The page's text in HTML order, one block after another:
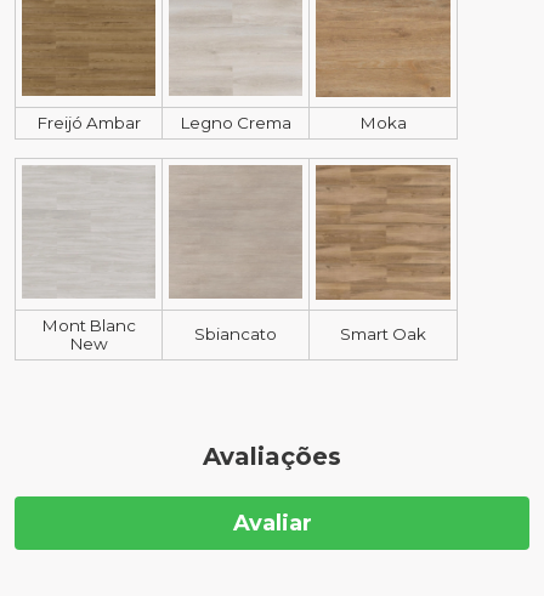
Freijó Ambar Legno Crema Moka
Mont Blanc
New
Sbiancato Smart Oak
Avaliações
Avaliar